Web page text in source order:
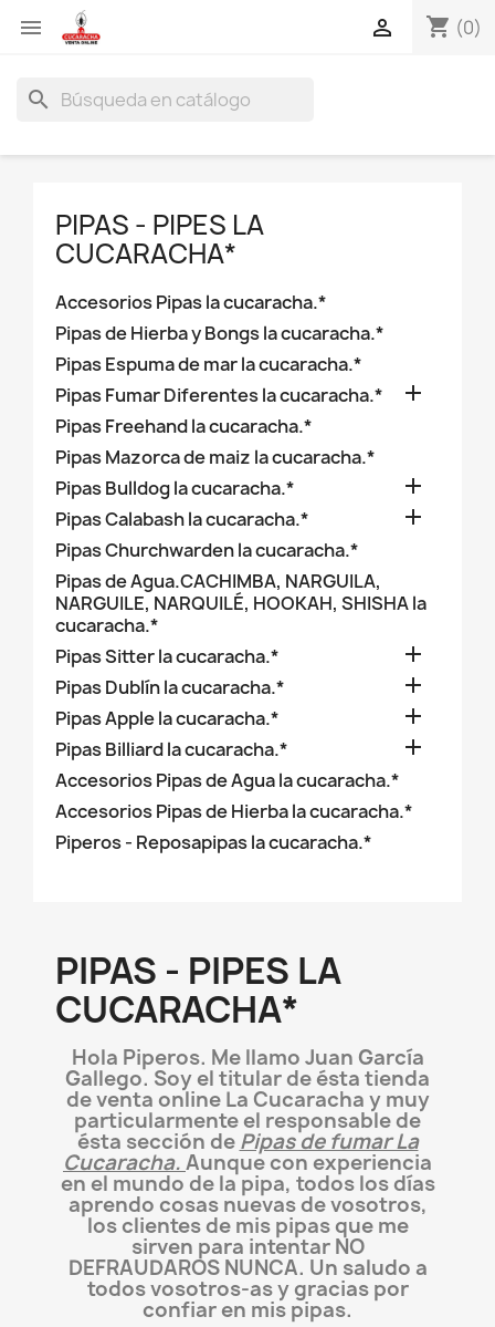
 shopping_cart (0)

search
PIPAS - PIPES LA
CUCARACHA*
Accesorios Pipas la cucaracha.*
Pipas de Hierba y Bongs la cucaracha.*
Pipas Espuma de mar la cucaracha.*
Pipas Fumar Diferentes la cucaracha.*

Pipas Freehand la cucaracha.*
Pipas Mazorca de maiz la cucaracha.*
Pipas Bulldog la cucaracha.*

Pipas Calabash la cucaracha.* 
Pipas Churchwarden la cucaracha.*
Pipas de Agua.CACHIMBA, NARGUILA,
NARGUILE, NARQUILÉ, HOOKAH, SHISHA la
cucaracha.*
Pipas Sitter la cucaracha.*

Pipas Dublín la cucaracha.* 
Pipas Apple la cucaracha.* 
Pipas Billiard la cucaracha.* 
Accesorios Pipas de Agua la cucaracha.*
Accesorios Pipas de Hierba la cucaracha.*
Piperos - Reposapipas la cucaracha.*
PIPAS - PIPES LA
CUCARACHA*
Hola Piperos. Me llamo Juan García
Gallego. Soy el titular de ésta tienda
de venta online La Cucaracha y muy
particularmente el responsable de
ésta sección de Pipas de fumar La
Cucaracha. Aunque con experiencia
en el mundo de la pipa, todos los días
aprendo cosas nuevas de vosotros,
los clientes de mis pipas que me
sirven para intentar NO
DEFRAUDAROS NUNCA. Un saludo a
todos vosotros-as y gracias por
confiar en mis pipas.